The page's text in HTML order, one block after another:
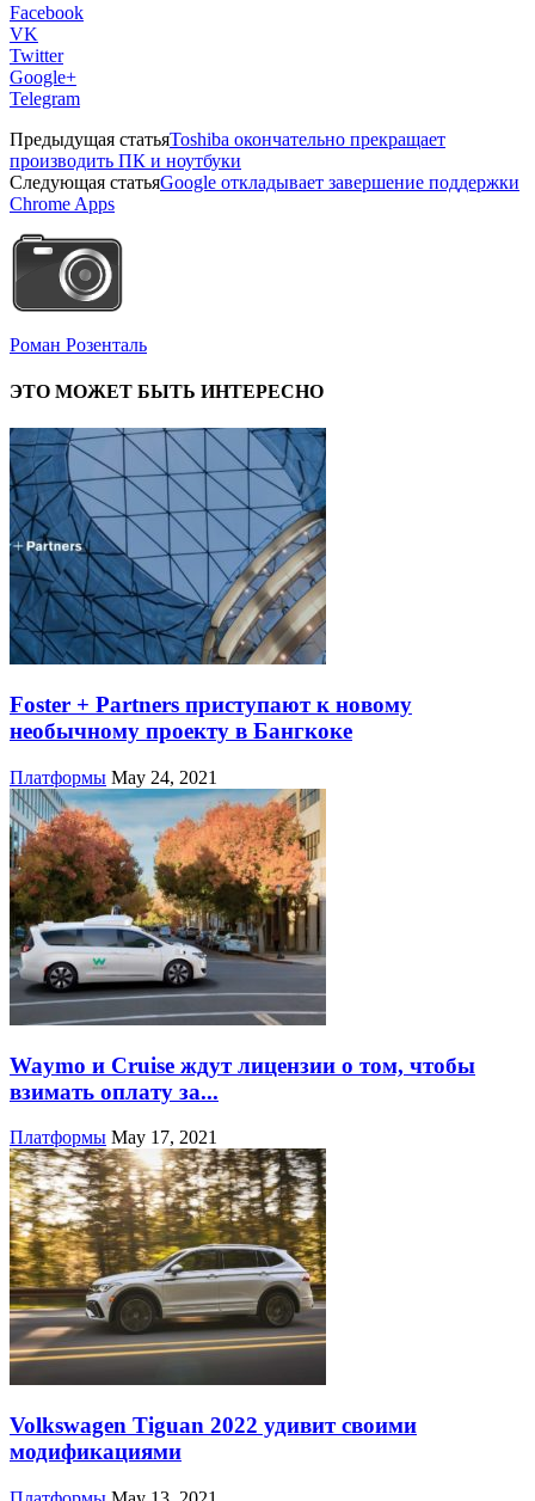
Facebook
VK
Twitter
Google+
Telegram
Предыдущая статьяToshiba окончательно прекращает
производить ПК и ноутбуки
Следующая статьяGoogle откладывает завершение поддержки
Chrome Apps
Роман Розенталь
ЭТО МОЖЕТ БЫТЬ ИНТЕРЕСНО
Foster + Partners приступают к новому
необычному проекту в Бангкоке
Платформы May 24, 2021
Waymo и Cruise ждут лицензии о том, чтобы
взимать оплату за...
Платформы May 17, 2021
Volkswagen Tiguan 2022 удивит своими
модификациями